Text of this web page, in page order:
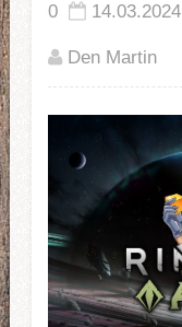
0 14.03.2024
Den Martin